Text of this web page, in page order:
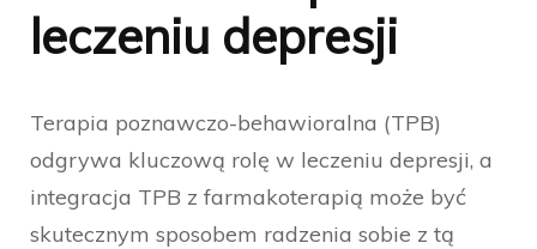
leczeniu depresji
Terapia poznawczo-behawioralna (TPB)
odgrywa kluczową rolę w leczeniu depresji, a
integracja TPB z farmakoterapią może być
skutecznym sposobem radzenia sobie z tą